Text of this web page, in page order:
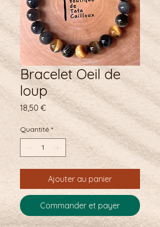
Bracelet Oeil de
loup
18,50 €Prix
Quantité *
Ajouter au panier
Commander et payer